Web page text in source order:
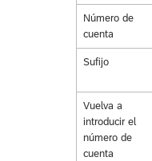
Número de
cuenta
Sufijo
Vuelva a
introducir el
número de
cuenta